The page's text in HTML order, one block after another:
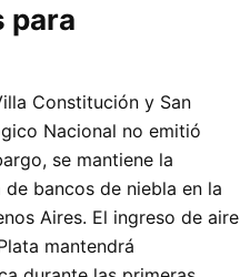
para
Constitución y San
Nacional no emitió
se mantiene la
bancos de niebla en la
Aires. El ingreso de aire
mantendrá